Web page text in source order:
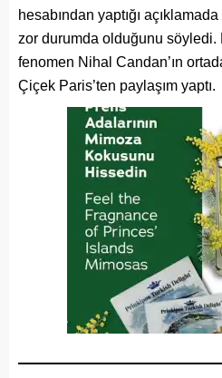
hesabından yaptığı
zor durumda olduğunu
fenomen Nihal Candan’ın
Çiçek Paris’ten paylaşım yaptı.